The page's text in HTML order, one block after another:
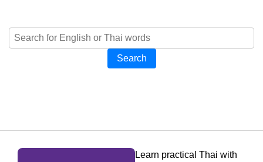
Search
Learn practical Thai with